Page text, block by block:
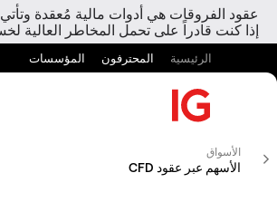
عقود الفروقات هي أدوات مالية مُعقدة
إذا كنت قادراً على تحمل المخاطر العالية
الرئيسية المحترفون المؤسسات
الأسواق
الأسهم عبر عقود CFD